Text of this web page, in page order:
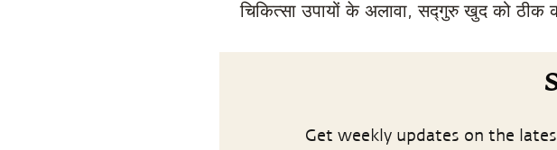
चिकित्सा उपायों के अलावा, सद्गुरु खुद को ठीक
Get weekly updates on the